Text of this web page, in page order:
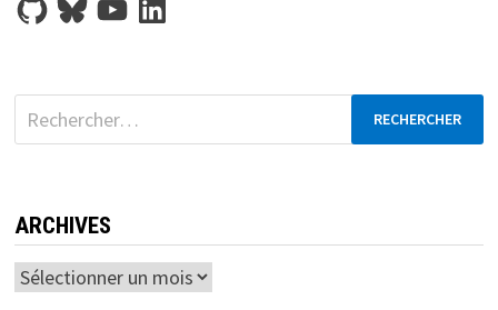
Rechercher :
ARCHIVES
Archives